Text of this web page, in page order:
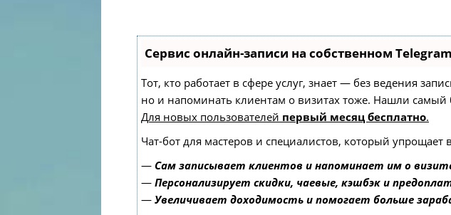
Сервис онлайн-записи на собственном
Тот, кто работает в сфере услуг, знает — без ведения
но и напоминать клиентам о визитах тоже. Нашли
Для новых пользователей первый месяц бесплатно.
Чат-бот для мастеров и специалистов, который упрощает
— Сам записывает клиентов и напоминает им о
— Персонализирует скидки, чаевые, кэшбэк и
— Увеличивает доходимость и помогает больше